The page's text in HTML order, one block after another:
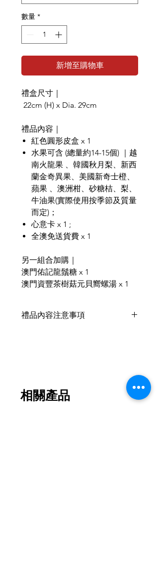
數量 *
新增至購物車
禮盒尺寸｜
22cm (H) x Dia. 29cm
禮品內容｜
紅色圓形皮盒 x 1
水果可含 (總量約14-15個) ｜越
南火龍果 、韓國秋月梨、新西
蘭金奇異果、美國新奇士橙、
蘋果 、澳洲柑、砂糖桔、梨、
牛油果(實際使用按季節及質量
而定)；
心意卡 x 1 ;
全澳免送貨費 x 1
另一組合加購｜
澳門佑記龍鬚糖 x 1
澳門資豐茶樹菇元貝嚮螺湯 x 1
禮品內容注意事項
相關產品